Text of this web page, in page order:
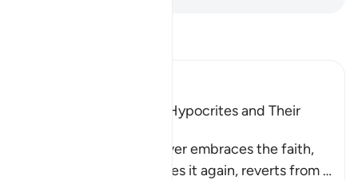
Characteristics of the Hypocrites and Their
Allah states that whoever embraces the faith,
reverts from it, embraces it again, reverts from …